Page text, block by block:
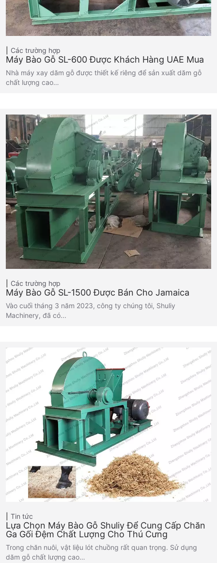
Các trường hợp
Máy Bào Gỗ SL-600 Được Khách Hàng UAE Mua
Nhà máy xay dăm gỗ được thiết kế riêng để sản xuất dăm gỗ
chất lượng cao…
Các trường hợp
Máy Bào Gỗ SL-1500 Được Bán Cho Jamaica
Vào cuối tháng 3 năm 2023, công ty chúng tôi, Shuliy
Machinery, đã có...
Tin tức
Lựa Chọn Máy Bào Gỗ Shuliy Để Cung Cấp Chăn
Ga Gối Đệm Chất Lượng Cho Thú Cưng
Trong chăn nuôi, vật liệu lót chuồng rất quan trọng. Sử dụng
dăm gỗ chất lượng cao…